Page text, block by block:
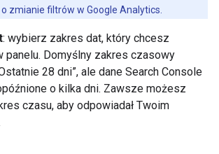
zmianie filtrów w Google Analytics.
: wybierz zakres dat, który chcesz
panelu. Domyślny zakres czasowy
28 dni”, ale dane Search Console
o kilka dni. Zawsze możesz
czasu, aby odpowiadał Twoim